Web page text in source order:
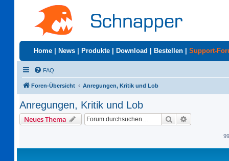
Home News Produkte Download Bestellen Support-
FAQ
Foren-Übersicht Anregungen, Kritik und Lob
Anregungen, Kritik und Lob
Neues Thema Suche